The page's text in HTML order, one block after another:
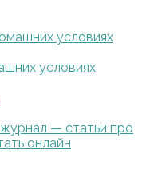
условиях
условиях
— статьи про
онлайн